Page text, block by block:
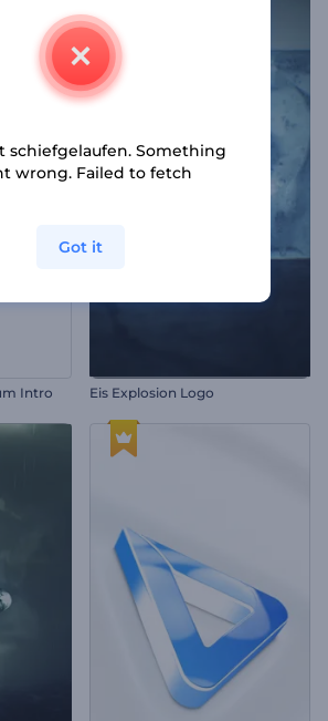
Intro Eis Explosion Logo
schiefgelaufen. Something
wrong. Failed to fetch
Got it